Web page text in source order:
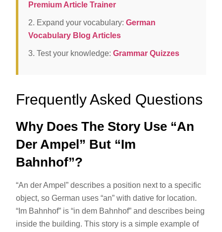
Premium Article Trainer
2. Expand your vocabulary:German
Vocabulary Blog Articles
3. Test your knowledge:Grammar Quizzes
Frequently Asked Questions
Why Does The Story Use “an
Der Ampel” But “im
Bahnhof”?
“An der Ampel” describes a position next to a specific
object, so German uses “an” with dative for location.
“Im Bahnhof” is “in dem Bahnhof” and describes being
inside the building. This story is a simple example of